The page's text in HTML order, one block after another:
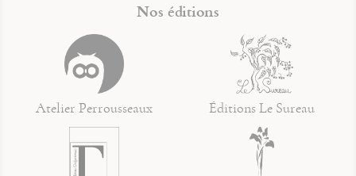
Nos éditions
Atelier Perrousseaux Éditions Le Sureau